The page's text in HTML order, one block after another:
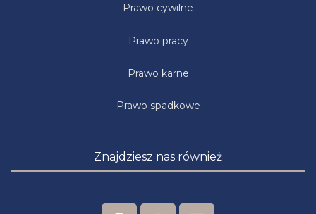
Prawo cywilne
Prawo pracy
Prawo karne
Prawo spadkowe
Znajdziesz nas również